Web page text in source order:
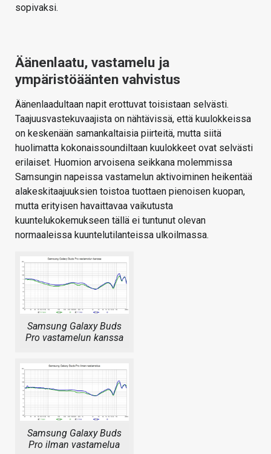
sopivaksi.
Äänenlaatu, vastamelu ja
ympäristöäänten vahvistus
Äänenlaadultaan napit erottuvat toisistaan selvästi.
Taajuusvastekuvaajista on nähtävissä, että kuulokkeissa
on keskenään samankaltaisia piirteitä, mutta siitä
huolimatta kokonaissoundiltaan kuulokkeet ovat selvästi
erilaiset. Huomion arvoisena seikkana molemmissa
Samsungin napeissa vastamelun aktivoiminen heikentää
alakeskitaajuuksien toistoa tuottaen pienoisen kuopan,
mutta erityisen havaittavaa vaikutusta
kuuntelukokemukseen tällä ei tuntunut olevan
normaaleissa kuuntelutilanteissa ulkoilmassa.
Samsung Galaxy Buds
Pro vastamelun kanssa
Samsung Galaxy Buds
Pro ilman vastamelua